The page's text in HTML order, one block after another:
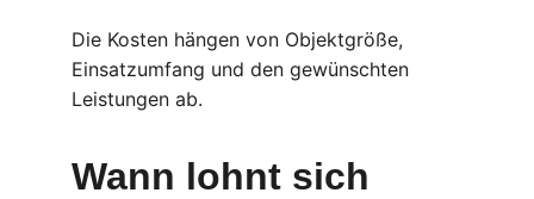
Die Kosten hängen von Objektgröße,
Einsatzumfang und den gewünschten
Leistungen ab.
Wann lohnt sich